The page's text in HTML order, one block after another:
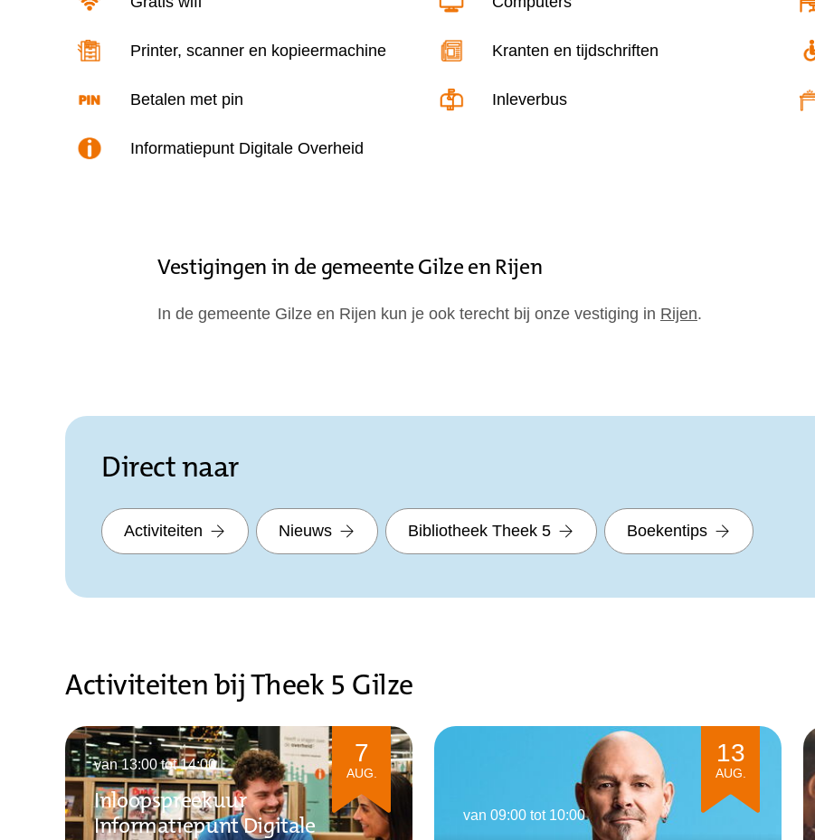
Printer, scanner en kopieermachine Kranten en tijdschriften
Betalen met pin Inleverbus
Informatiepunt Digitale Overheid
Vestigingen in de gemeente Gilze en Rijen
In de gemeente Gilze en Rijen kun je ook terecht bij onze vestiging in Rijen.
Direct naar
Activiteiten Nieuws Bibliotheek Theek 5 Boekentips
Activiteiten bij Theek 5 Gilze
7
AUG.
van 13:00 tot 14:00
Inloopspreekuur
Informatiepunt Digitale
13
AUG.
van 09:00 tot 10:00